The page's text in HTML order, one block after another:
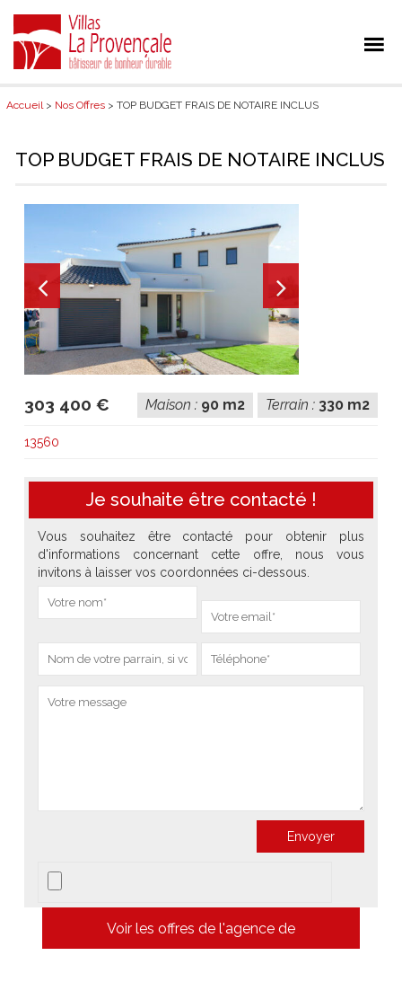
Accueil> Nos Offres > TOP BUDGET FRAIS DE NOTAIRE INCLUS
TOP BUDGET FRAIS DE NOTAIRE INCLUS
303 400 € Terrain : 330 m2
Maison : 90 m2
13560
Je souhaite être contacté !
Vous souhaitez être contacté pour obtenir plus
d'informations concernant cette offre, nous vous
invitons à laisser vos coordonnées ci-dessous.
Voir les offres de l'agence de